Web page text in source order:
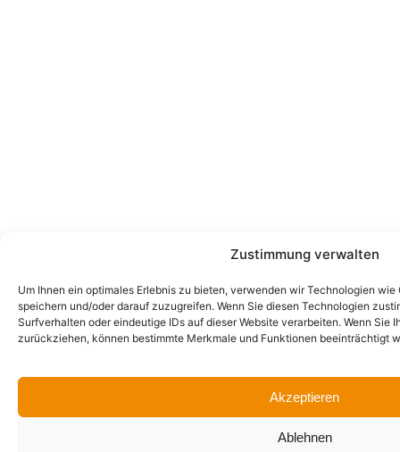
Zustimmung verwalten
Um Ihnen ein optimales Erlebnis zu bieten, verwenden wir Technologien
speichern und/oder darauf zuzugreifen. Wenn Sie diesen Technologien
Surfverhalten oder eindeutige IDs auf dieser Website verarbeiten. Wenn Sie
zurückziehen, können bestimmte Merkmale und Funktionen beeinträchtigt
Akzeptieren
Ablehnen